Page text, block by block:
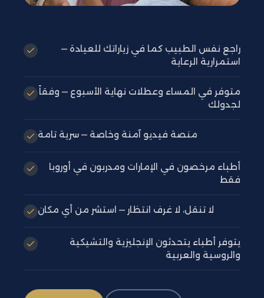
راجع نفس الطبيب كما في زياراتك للعيادة —
استمرارية الرعاية
متوفر في المساء وعطلات نهاية الأسبوع — وفقاً
لجدولك
منصة فيديو آمنة وخاصة — سرية تامة
أطباء مرخصون في الإمارات ومدربون في أوروبا
فقط
لا تنقل، لا غرف انتظار — استشر من أي مكان
يتوفر أطباء يتحدثون الإنجليزية والتشيكية
والروسية والعربية